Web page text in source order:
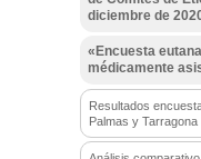
diciembre de
«Encuesta
médicamente
Resultados
Palmas y Tarragona